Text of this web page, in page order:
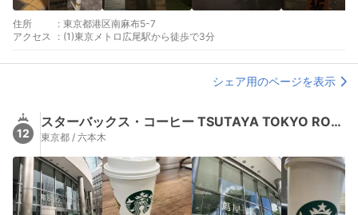
住所 : 東京都港区南麻布5-7
アクセス
: (1)東京メトロ広尾駅から徒歩で3分
シェア用のページを表示
12
スターバックス・コーヒー TSUTAYA TOKYO ROPPONGI店
東京都 / 六本木